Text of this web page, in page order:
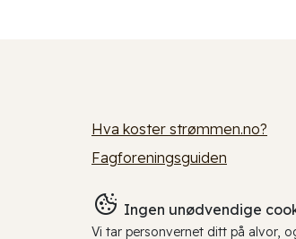
Hva koster strømmen.no?
Fagforeningsguiden
Ingen unødvendige
Vi tar personvernet ditt på alvor,